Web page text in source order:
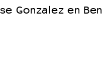
Gonzalez en Ben